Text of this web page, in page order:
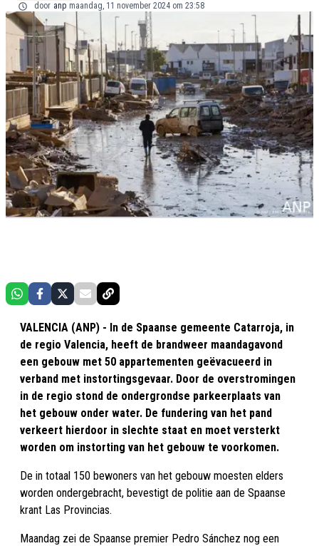
door anp maandag, 11 november 2024 om 23:58
VALENCIA (ANP) - In de Spaanse gemeente Catarroja, in
de regio Valencia, heeft de brandweer maandagavond
een gebouw met 50 appartementen geëvacueerd in
verband met instortingsgevaar. Door de overstromingen
in de regio stond de ondergrondse parkeerplaats van
het gebouw onder water. De fundering van het pand
verkeert hierdoor in slechte staat en moet versterkt
worden om instorting van het gebouw te voorkomen.
De in totaal 150 bewoners van het gebouw moesten elders
worden ondergebracht, bevestigt de politie aan de Spaanse
krant Las Provincias.
Maandag zei de Spaanse premier Pedro Sánchez nog een